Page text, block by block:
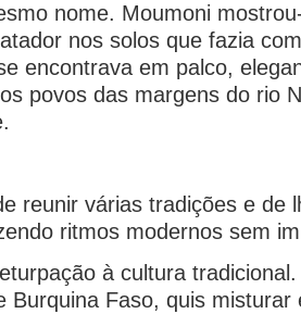
nome. Moumoni
nos solos que fazia
encontrava em palco,
povos das margens do rio
reunir várias tradições e de
ritmos modernos sem im
à cultura
Burquina Faso, quis misturar